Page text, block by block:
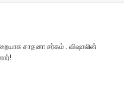
சாதனா சர்கம் . விஷாலின்